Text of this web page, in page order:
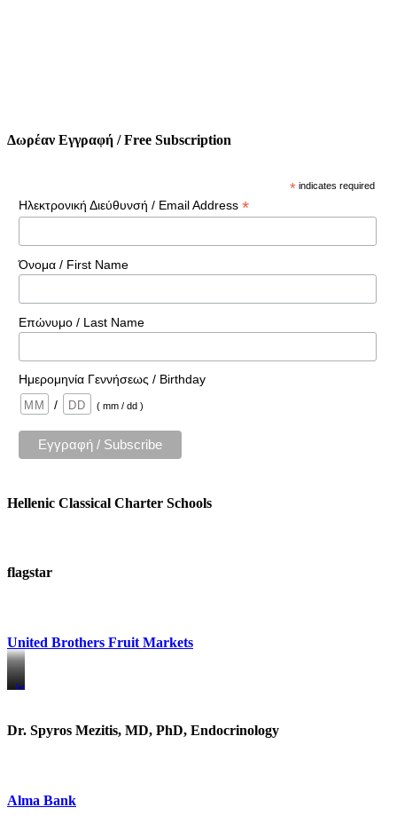
Δωρέαν Εγγραφή / Free Subscription
* indicates required
Ηλεκτρονική Διεύθυνσή / Email Address *
Όνομα / First Name
Επώνυμο / Last Name
Ημερομηνία Γεννήσεως / Birthday
/
( mm / dd )
Hellenic Classical Charter Schools
flagstar
United Brothers Fruit Markets
https://www.unitedbrothersfruitmarkets.com/
https://www.unitedbrothersfruitmarkets.com/
Dr. Spyros Mezitis, MD, PhD, Endocrinology
Alma Bank